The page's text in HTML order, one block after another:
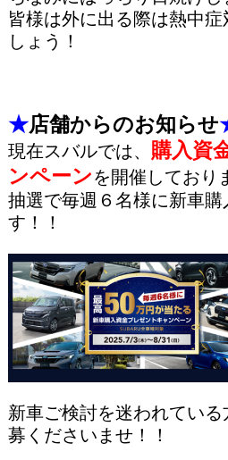
皆様は外に出る際は熱中症
しょう！
★店舗からのお知らせ
現在スバルでは、 購入資
ンペーンを開催しており
抽選で毎週６名様に新車購
す！！
新車ご検討を迷われてい
募くださいませ！！